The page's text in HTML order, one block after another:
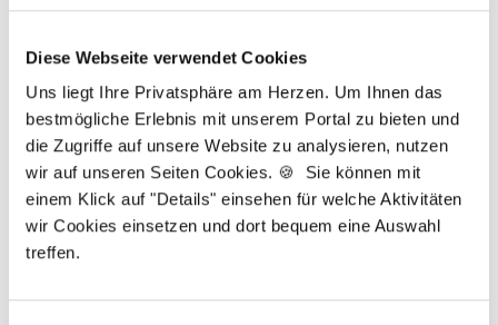
Diese Webseite verwendet Cookies
Uns liegt Ihre Privatsphäre am Herzen. Um Ihnen das
bestmögliche Erlebnis mit unserem Portal zu bieten und
die Zugriffe auf unsere Website zu analysieren, nutzen
wir auf unseren Seiten Cookies. 🍪 Sie können mit
einem Klick auf "Details" einsehen für welche Aktivitäten
wir Cookies einsetzen und dort bequem eine Auswahl
treffen.
Typische Weiterbildungen sind:
ZMF – Zahnmedizinische Fachassistentin
ZMP – Zahnmedizinische Prophylaxeassistentin
DH – Dentalhygienikerin
Diese Fortbildungen eröffnen neue Tätigkeitsbereiche
und können langfristig auch zu besseren
Verdienstmöglichkeiten führen.
Gehalt als ZFA 2025